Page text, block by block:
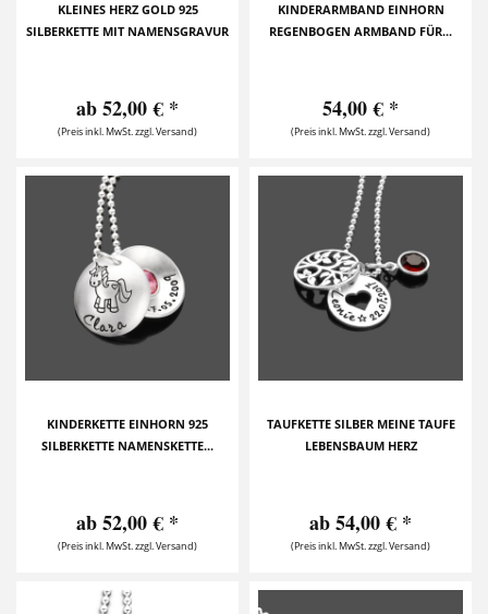
KLEINES HERZ GOLD 925
SILBERKETTE MIT NAMENSGRAVUR
ab 52,00 € *
(Preis inkl. MwSt. zzgl. Versand)
KINDERARMBAND EINHORN
REGENBOGEN ARMBAND FÜR...
54,00 € *
(Preis inkl. MwSt. zzgl. Versand)
KINDERKETTE EINHORN 925
SILBERKETTE NAMENSKETTE...
ab 52,00 € *
(Preis inkl. MwSt. zzgl. Versand)
TAUFKETTE SILBER MEINE TAUFE
LEBENSBAUM HERZ
ab 54,00 € *
(Preis inkl. MwSt. zzgl. Versand)